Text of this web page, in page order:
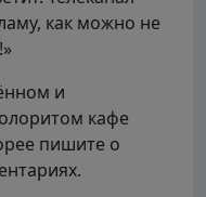
как можно не
и
кафе
пишите о